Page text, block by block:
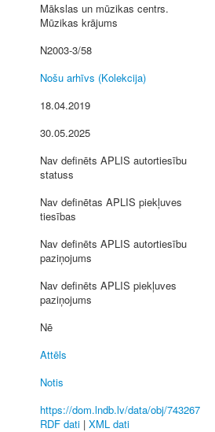
Mākslas un mūzikas centrs.
Mūzikas krājums
N2003-3/58
Nošu arhīvs (Kolekcija)
18.04.2019
30.05.2025
Nav definēts APLIS autortiesību
statuss
Nav definētas APLIS piekļuves
tiesības
Nav definēts APLIS autortiesību
paziņojums
Nav definēts APLIS piekļuves
paziņojums
Nē
Attēls
Notis
https://dom.lndb.lv/data/obj/743267
RDF dati | XML dati